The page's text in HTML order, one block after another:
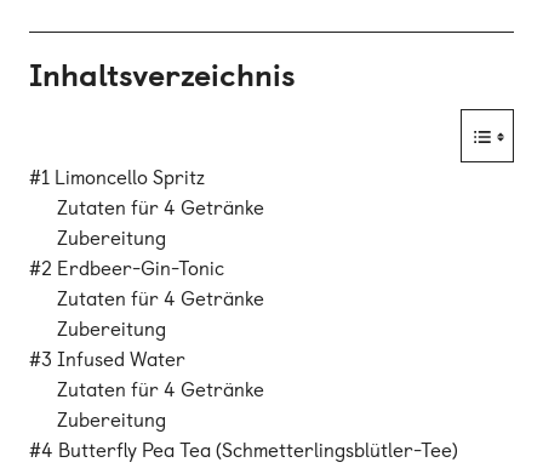
Inhaltsverzeichnis
#1 Limoncello Spritz
Zutaten für 4 Getränke
Zubereitung
#2 Erdbeer-Gin-Tonic
Zutaten für 4 Getränke
Zubereitung
#3 Infused Water
Zutaten für 4 Getränke
Zubereitung
#4 Butterfly Pea Tea (Schmetterlingsblütler-Tee)